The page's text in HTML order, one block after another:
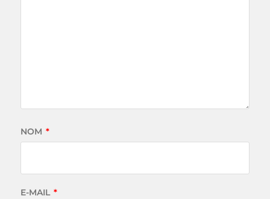
NOM *
E-MAIL *